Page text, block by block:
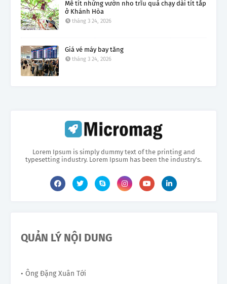
Mê tít những vườn nho trĩu quả chạy dài tít tắp
ở Khánh Hòa
tháng 3 24, 2026
Giá vé máy bay tăng
tháng 3 24, 2026
Lorem Ipsum is simply dummy text of the printing and
typesetting industry. Lorem Ipsum has been the industry's.
QUẢN LÝ NỘI DUNG
• Ông Đặng Xuân Tới